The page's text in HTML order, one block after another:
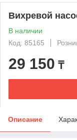
Вихревой
В наличии
Код: 85165
29 150 ₸
Описание